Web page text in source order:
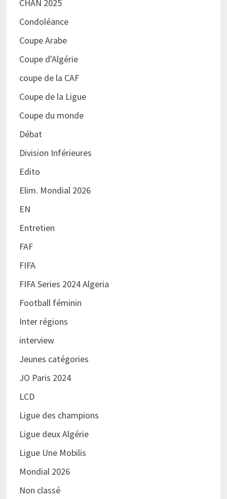
CHAN 2025
Condoléance
Coupe Arabe
Coupe d'Algérie
coupe de la CAF
Coupe de la Ligue
Coupe du monde
Débat
Division Inférieures
Edito
Elim. Mondial 2026
EN
Entretien
FAF
FIFA
FIFA Series 2024 Algeria
Football féminin
Inter régions
interview
Jeunes catégories
JO Paris 2024
LCD
Ligue des champions
Ligue deux Algérie
Ligue Une Mobilis
Mondial 2026
Non classé